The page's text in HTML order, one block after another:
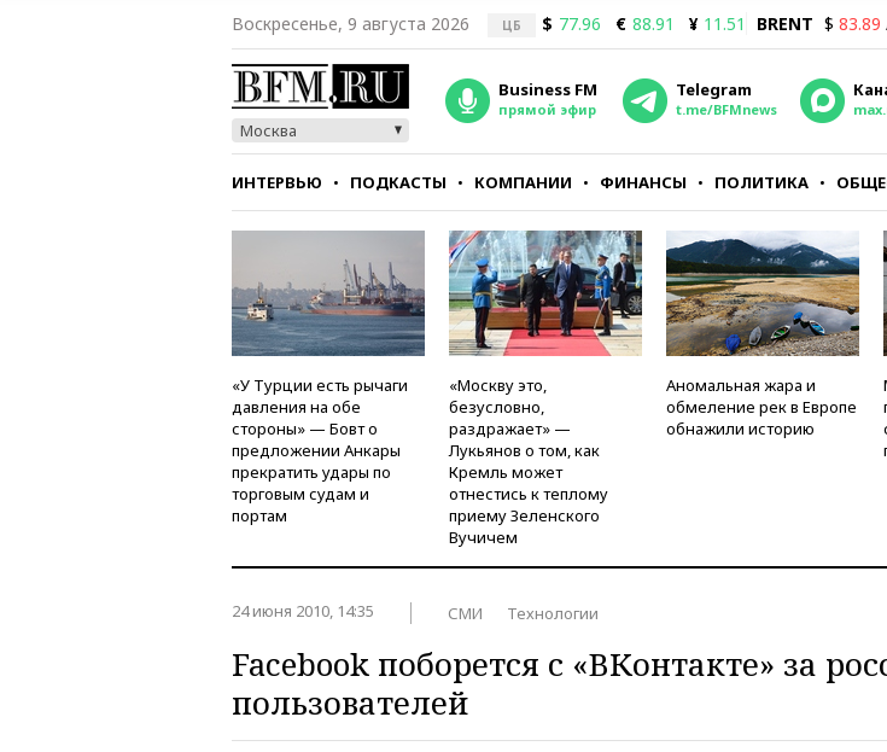
Воскресенье, 9 августа 2026 ЦБ $ 77.96 € 88.91 ¥ 11.51 BRENT $ 83.89
Москва
Business FM
прямой эфир
Telegram
t.me/BFMnews
ИНТЕРВЬЮ ПОДКАСТЫ КОМПАНИИ ФИНАНСЫ ПОЛИТИКА
СТИЛЬ ТЕСТЫ
«У Турции есть рычаги
давления на обе
стороны» — Бовт о
предложении Анкары
прекратить удары по
торговым судам и
портам
«Москву это,
безусловно,
раздражает» —
Лукьянов о том, как
Кремль может
отнестись к теплому
приему Зеленского
Вучичем
Аномальная жара и
обмеление рек в Европе
обнажили историю
24 июня 2010, 14:35 СМИ Технологии
Facebook поборется с «ВКонтакте» за
пользователей